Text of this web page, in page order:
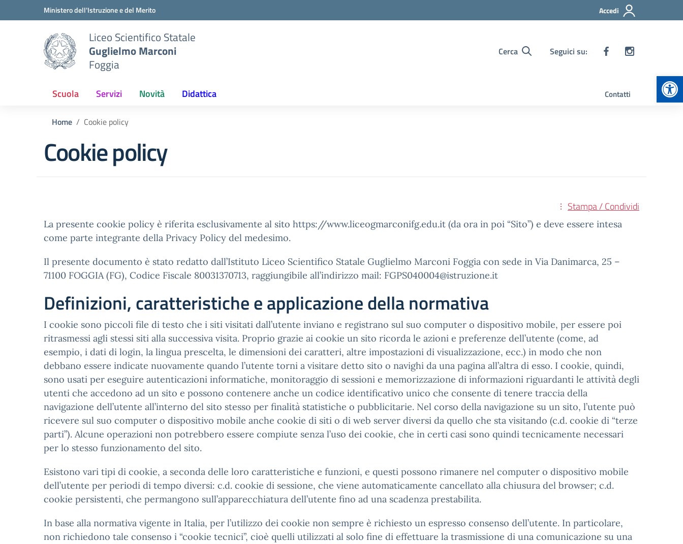
Vai ai contenuti
Vai al menu di navigazioneMinistero dell'Istruzione e del Merito Accedi
Liceo Scientifico Statale
Guglielmo Marconi
Foggia
Cerca Seguici su:
Scuola Servizi Novità Didattica Contatti
Home Cookie policy
Cookie policy
Stampa / Condividi
La presente cookie policy è riferita esclusivamente al sito https://www.liceogmarconifg.edu.it (da ora in poi “Sito”) e deve essere intesa
come parte integrante della Privacy Policy del medesimo.
Il presente documento è stato redatto dall’Istituto Liceo Scientifico Statale Guglielmo Marconi Foggia con sede in Via Danimarca, 25 –
71100 FOGGIA (FG), Codice Fiscale 80031370713, raggiungibile all’indirizzo mail: FGPS040004@istruzione.it
Definizioni, caratteristiche e applicazione della normativa
I cookie sono piccoli file di testo che i siti visitati dall’utente inviano e registrano sul suo computer o dispositivo mobile, per essere poi
ritrasmessi agli stessi siti alla successiva visita. Proprio grazie ai cookie un sito ricorda le azioni e preferenze dell’utente (come, ad
esempio, i dati di login, la lingua prescelta, le dimensioni dei caratteri, altre impostazioni di visualizzazione, ecc.) in modo che non
debbano essere indicate nuovamente quando l’utente torni a visitare detto sito o navighi da una pagina all’altra di esso. I cookie, quindi,
sono usati per eseguire autenticazioni informatiche, monitoraggio di sessioni e memorizzazione di informazioni riguardanti le attività degli
utenti che accedono ad un sito e possono contenere anche un codice identificativo unico che consente di tenere traccia della
navigazione dell’utente all’interno del sito stesso per finalità statistiche o pubblicitarie. Nel corso della navigazione su un sito, l’utente può
ricevere sul suo computer o dispositivo mobile anche cookie di siti o di web server diversi da quello che sta visitando (c.d. cookie di “terze
parti”). Alcune operazioni non potrebbero essere compiute senza l’uso dei cookie, che in certi casi sono quindi tecnicamente necessari
per lo stesso funzionamento del sito.
Esistono vari tipi di cookie, a seconda delle loro caratteristiche e funzioni, e questi possono rimanere nel computer o dispositivo mobile
dell’utente per periodi di tempo diversi: c.d. cookie di sessione, che viene automaticamente cancellato alla chiusura del browser; c.d.
cookie persistenti, che permangono sull’apparecchiatura dell’utente fino ad una scadenza prestabilita.
In base alla normativa vigente in Italia, per l’utilizzo dei cookie non sempre è richiesto un espresso consenso dell’utente. In particolare,
non richiedono tale consenso i “cookie tecnici”, cioè quelli utilizzati al solo fine di effettuare la trasmissione di una comunicazione su una